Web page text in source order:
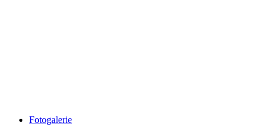
Fotogalerie